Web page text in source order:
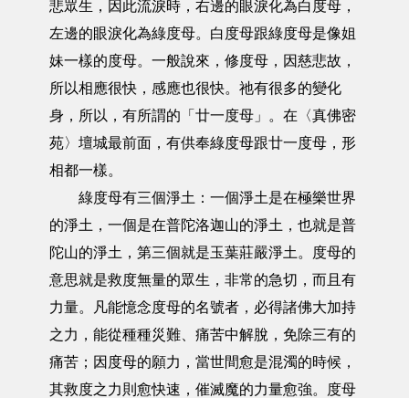
悲眾生，因此流淚時，右邊的眼淚化為白度母，
左邊的眼淚化為綠度母。白度母跟綠度母是像姐
妹一樣的度母。一般說來，修度母，因慈悲故，
所以相應很快，感應也很快。祂有很多的變化
身，所以，有所謂的「廿一度母」。在〈真佛密
苑〉壇城最前面，有供奉綠度母跟廿一度母，形
相都一樣。
綠度母有三個淨土：一個淨土是在極樂世界
的淨土，一個是在普陀洛迦山的淨土，也就是普
陀山的淨土，第三個就是玉葉莊嚴淨土。度母的
意思就是救度無量的眾生，非常的急切，而且有
力量。凡能憶念度母的名號者，必得諸佛大加持
之力，能從種種災難、痛苦中解脫，免除三有的
痛苦；因度母的願力，當世間愈是混濁的時候，
其救度之力則愈快速，催滅魔的力量愈強。度母